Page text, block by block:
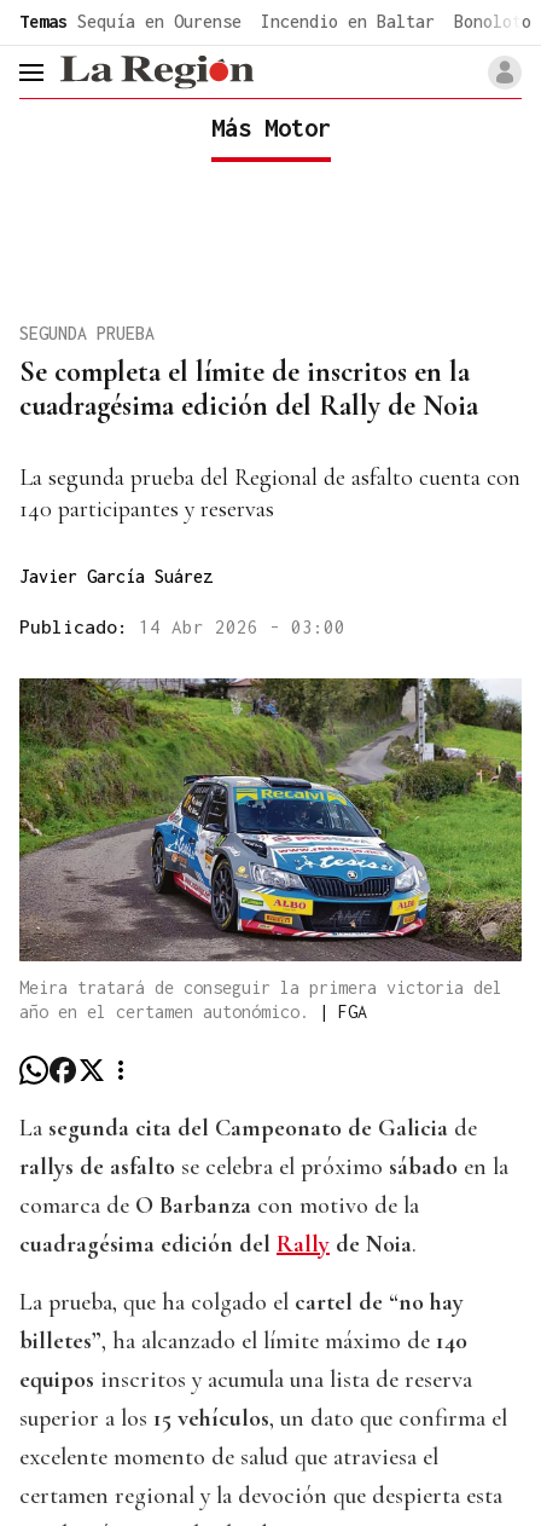
common.go-to-content
Temas Sequía en Ourense Incendio en Baltar Bonoloto
header.menu.open
Más Motor
Se completa el límite de inscritos en la
cuadragésima edición del Rally de Noia
SEGUNDA PRUEBA
La segunda prueba del Regional de asfalto cuenta con
140 participantes y reservas
Javier García Suárez
Publicado: 14 Abr 2026 - 03:00
Meira tratará de conseguir la primera victoria del
año en el certamen autonómico.
| FGA
La segunda cita del Campeonato de Galicia de
rallys de asfalto se celebra el próximo sábado en la
comarca de O Barbanza con motivo de la
cuadragésima edición del Rally de Noia.
La prueba, que ha colgado el cartel de “no hay
billetes”, ha alcanzado el límite máximo de 140
equipos inscritos y acumula una lista de reserva
superior a los 15 vehículos, un dato que confirma el
excelente momento de salud que atraviesa el
certamen regional y la devoción que despierta esta